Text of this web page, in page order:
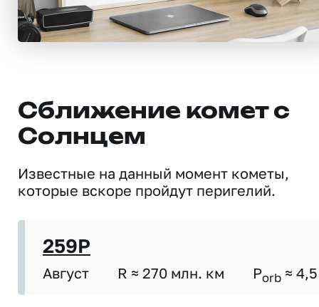
Сближение комет с
Солнцем
Известные на данный момент кометы,
которые вскоре пройдут перигелий.
259P
Август R ≈ 270 млн. км Porb ≈ 4,5